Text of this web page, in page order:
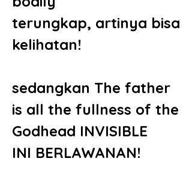
kelihatan!
sedangkan The father
is all the fullness of the
Godhead INVISIBLE
INI BERLAWANAN!